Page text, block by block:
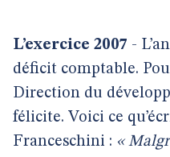
L’exercice 2007 -
déficit comptable.
Direction du
félicite. Voici ce
Franceschini : «